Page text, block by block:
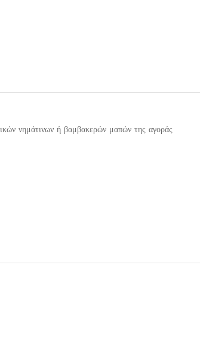
νημάτινων ή βαμβακερών μαπών της αγοράς